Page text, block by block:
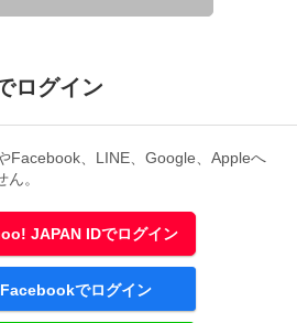
ログイン
Facebook、LINE、Google、Appleへ
。
JAPAN IDでログイン
Facebookでログイン